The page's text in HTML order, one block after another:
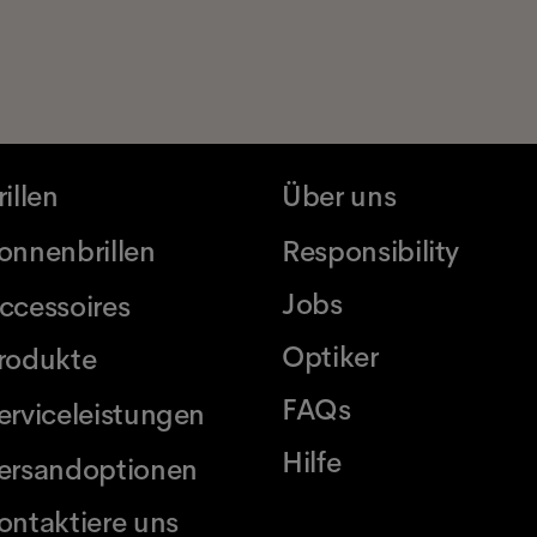
uns
Über uns
Responsibility
Jobs
Optiker
FAQs
Hilfe